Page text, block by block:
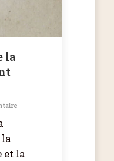
la
et la